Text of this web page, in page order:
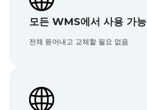
모든 WMS에서 사용 가능
전체 뜯어내고 교체할 필요 없음